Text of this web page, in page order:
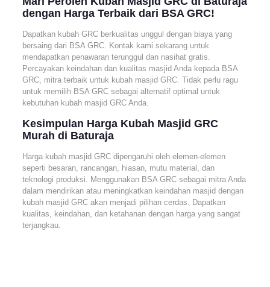
dengan Harga Terbaik dari BSA GRC!
Dapatkan kubah GRC berkualitas unggul dengan biaya yang
bersaing dari BSA GRC. Kontak kami sekarang untuk
mendapatkan penawaran terunggul dan nasihat gratis.
Percayakan keindahan dan kualitas masjid Anda kepada BSA
GRC, mitra terbaik untuk kubah masjid GRC. Tidak perlu ragu
untuk memilih BSA GRC sebagai alternatif optimal untuk
kebutuhan kubah masjid GRC Anda.
Kesimpulan Harga Kubah Masjid GRC
Murah di Baturaja
Harga kubah masjid GRC dipengaruhi oleh elemen-elemen
seperti besaran, rancangan, hiasan, mutu material, dan
teknologi produksi. Menggunakan BSA GRC sebagai mitra Anda
dalam mendirikan atau meningkatkan keindahan masjid dengan
kubah masjid GRC akan menjadi pilihan cerdas. Dapatkan
kualitas, keindahan, dan ketahanan dengan harga yang sangat
terjangkau.